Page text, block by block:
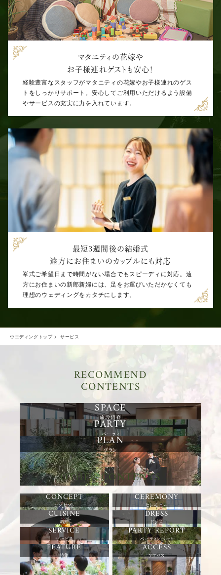
マタニティの花嫁や
お子様連れゲストも安心！
経験豊富なスタッフがマタニティの花嫁やお子様連れのゲス
トをしっかりサポート。安心してご利用いただけるよう設備
やサービスの充実に力を入れています。
最短3週間後の結婚式
遠方にお住まいのカップルにも対応
挙式ご希望日まで時間がない場合でもスピーディに対応。遠
方にお住まいの新郎新婦には、足をお運びいただかなくても
理想のウェディングをカタチにします。
ウエディングトップ サービス
RECOMMEND
CONTENTS
施設紹介
パーティ
プラン
OTHER CONTENTS
コンセプト セレモニー
料理 ドレス
サービス パーティレポート
特集 アクセス